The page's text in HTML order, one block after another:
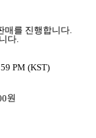
매를 진행합니다.
다.
PM (KST)
원